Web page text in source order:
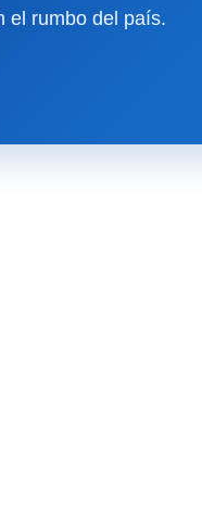
el rumbo del país.